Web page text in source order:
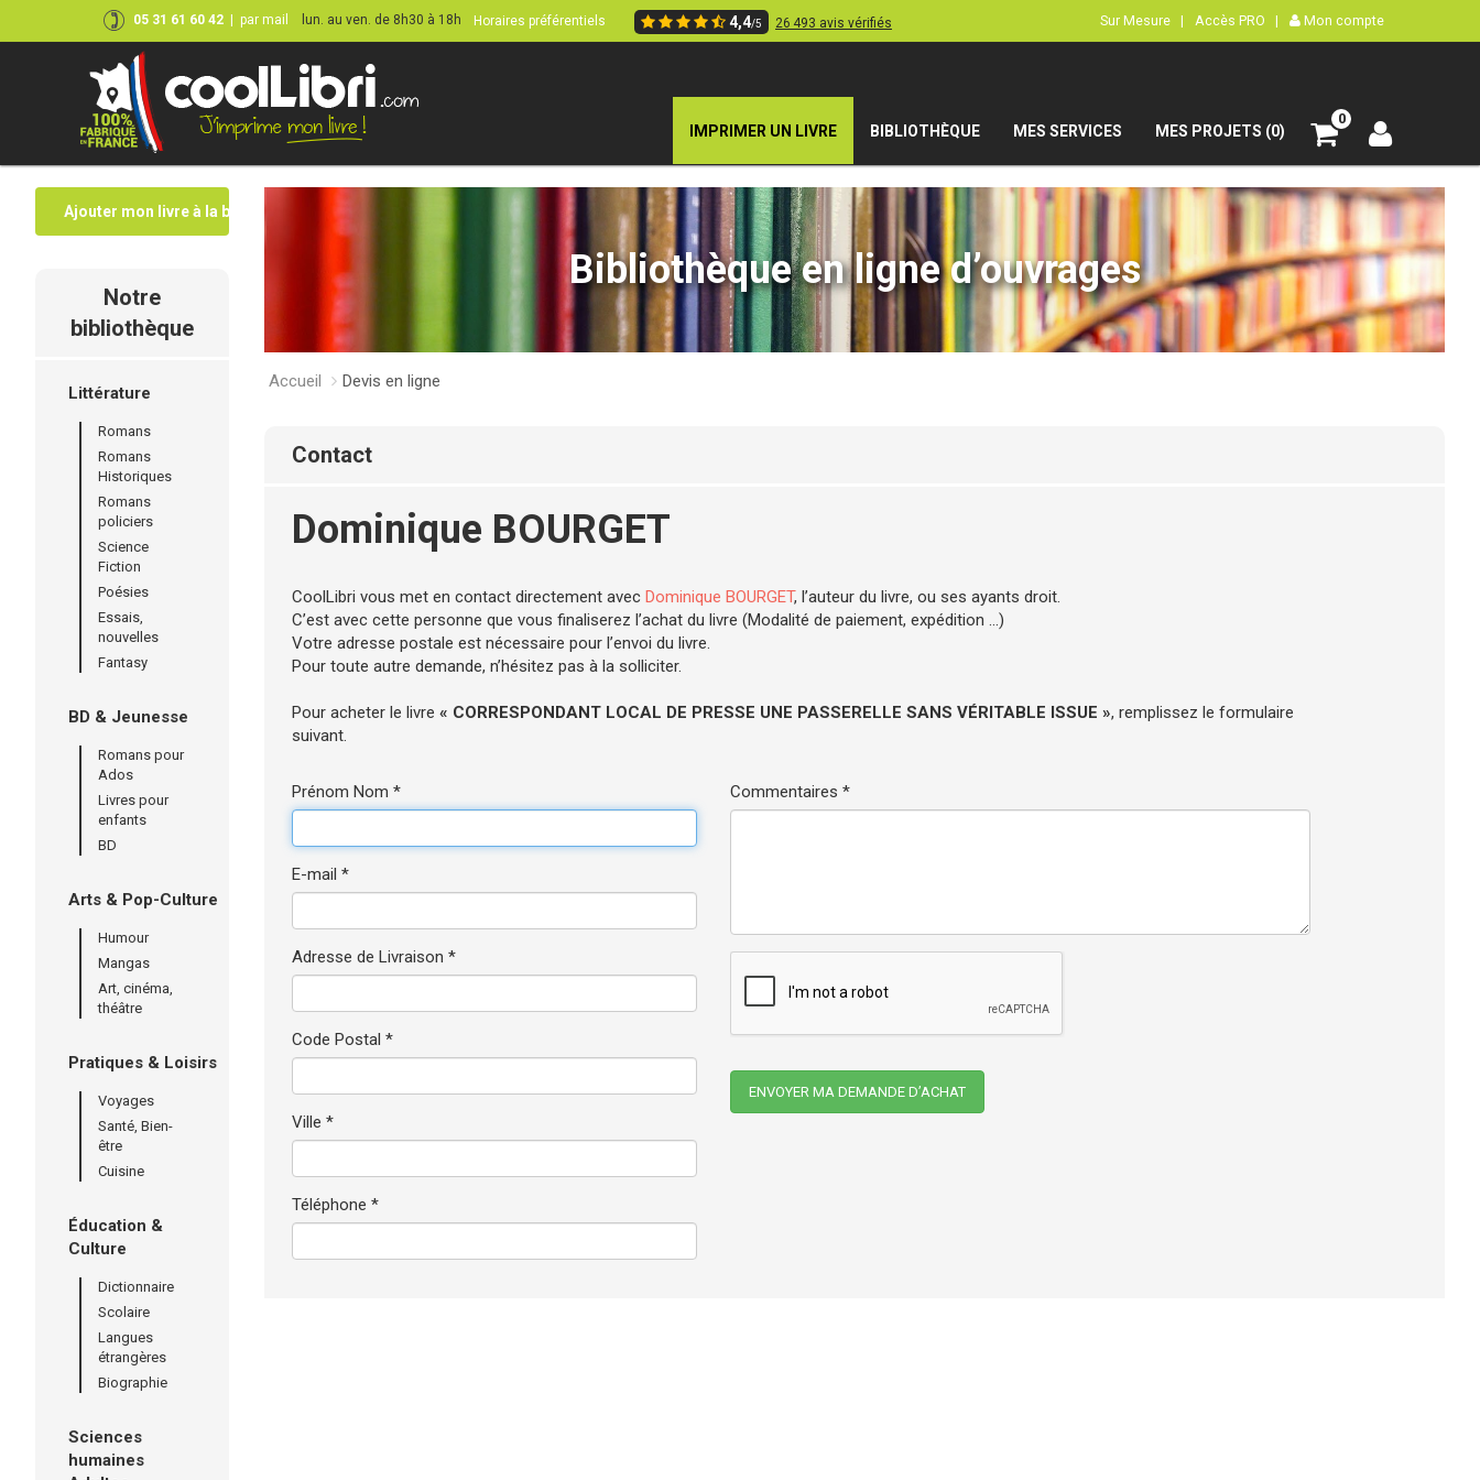
05 31 61 60 42 par mail lun. au ven. de 8h30 à 18h Horaires préférentiels 4,4/5 26 493 avis vérifiés Sur Mesure | Accès PRO | Mon compte
IMPRIMER UN LIVRE BIBLIOTHÈQUE MES SERVICES MES PROJETS (0)
0
Ajouter mon livre à la bibliothèque
Notre
bibliothèque
Littérature
Romans
Romans
Historiques
Romans
policiers
Science
Fiction
Poésies
Essais,
nouvelles
Fantasy
BD & Jeunesse
Romans pour
Ados
Livres pour
enfants
BD
Arts & Pop-Culture
Humour
Mangas
Art, cinéma,
théâtre
Pratiques & Loisirs
Voyages
Santé, Bien-
être
Cuisine
Éducation &
Culture
Dictionnaire
Scolaire
Langues
étrangères
Biographie
Sciences
humaines
Bibliothèque en ligne d’ouvrages
Accueil Devis en ligne
contact
Dominique BOURGET
CoolLibri vous met en contact directement avec Dominique BOURGET, l’auteur du livre, ou ses ayants droit.
C’est avec cette personne que vous finaliserez l’achat du livre (Modalité de paiement, expédition ...)
Votre adresse postale est nécessaire pour l’envoi du livre.
Pour toute autre demande, n’hésitez pas à la solliciter.
Pour acheter le livre « CORRESPONDANT LOCAL DE PRESSE UNE PASSERELLE SANS VÉRITABLE ISSUE », remplissez le formulaire
suivant.
Prénom Nom *
E-mail *
Adresse de Livraison *
Code Postal *
Ville *
Téléphone *
Commentaires *